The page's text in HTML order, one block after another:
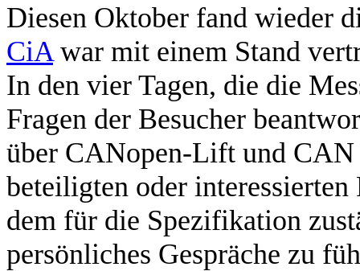
Diesen Oktober fand wieder
CiAwar mit einem Stand
In den vier Tagen, die die
Fragen der Besucher
über CANopen-Lift und
beteiligten oder
dem für die Spezifikation
persönliches Gespräche zu